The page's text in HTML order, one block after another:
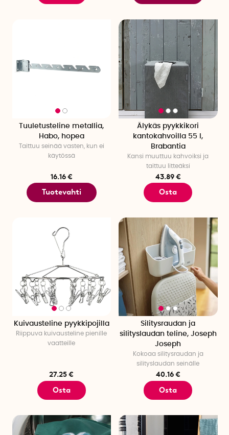
Tuuletusteline metallia,
Habo, hopea
Taittuu seinää vasten, kun ei
käytössä
16.16 €
Tuotevahti
Älykäs pyykkikori
kantokahvoilla 55 l,
Brabantia
Kansi muuttuu kahvoiksi ja
taittuu litteäksi
43.89 €
Osta
Kuivausteline pyykkipojilla
Riippuva kuivausteline pienille
vaatteille
27.25 €
Osta
Silitysraudan ja
silityslaudan teline, Joseph
Joseph
Kokoaa silitysraudan ja
silityslaudan seinälle
40.16 €
Osta